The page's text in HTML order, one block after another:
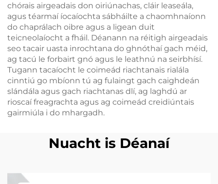
chórais airgeadais don oiriúnachas, cláir leaseála,
agus téarmaí íocaíochta sábháilte a chaomhnaíonn
do chaprálach oibre agus a ligean duit
teicneolaíocht a fháil. Déanann na réitigh airgeadais
seo tacair uasta inrochtana do ghnóthaí gach méid,
ag tacú le forbairt gnó agus le leathnú na seirbhísí.
Tugann tacaíocht le coimeád riachtanais rialála
cinntiú go mbíonn tú ag fulaingt gach caighdeán
slándála agus gach riachtanas dlí, ag laghdú ar
rioscaí freagrachta agus ag coimeád creidiúntais
gairmiúla i do mhargadh.
Nuacht is Déanaí